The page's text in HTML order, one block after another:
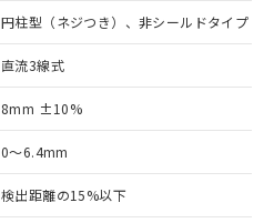
円柱型（ネジつき）、非シールドタイプ
直流3線式
8mm ±10%
0～6.4mm
検出距離の15%以下